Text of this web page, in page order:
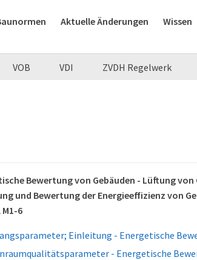
Aktuelle Änderungen Wissen
VOB VDI ZVDH Regelwerk
Bewertung von Gebäuden - Lüftung
und Bewertung der Energieeffizienz von
6
Einleitung - Energetische
- Energetische